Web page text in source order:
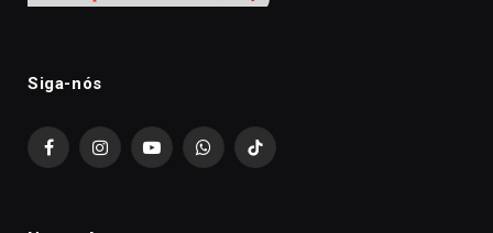
Siga-nós
FacebookInstagramYouTubeWhatsAppTikTok